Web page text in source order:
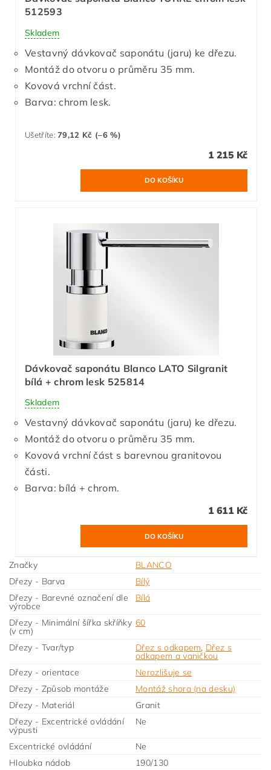
512593
Skladem
Vestavný dávkovač saponátu (jaru) ke dřezu.
Montáž do otvoru o průměru 35 mm.
Kovová vrchní část.
Barva: chrom lesk.
Ušetříte:79,12 Kč (–6 %)
1 215 Kč
Dávkovač saponátu Blanco LATO Silgranit
bílá + chrom lesk 525814
Skladem
Vestavný dávkovač saponátu (jaru) ke dřezu.
Montáž do otvoru o průměru 35 mm.
Kovová vrchní část s barevnou granitovou
části.
Barva: bílá + chrom.
1 611 Kč
Značky
BLANCO
Dřezy - Barva
Bílý
Dřezy - Barevné označení dle
výrobce
Bílá
Dřezy - Minimální šířka skříňky
(v cm)
60
Dřezy - Tvar/typ Dřez s odkapem, Dřez s
odkapem a vaničkou
Dřezy - orientace
Nerozlišuje se
Dřezy - Způsob montáže
Montáž shora (na desku)
Dřezy - Materiál
Granit
Dřezy - Excentrické ovládání
výpusti
Ne
Excentrické ovládání
Ne
Hloubka nádob
190/130